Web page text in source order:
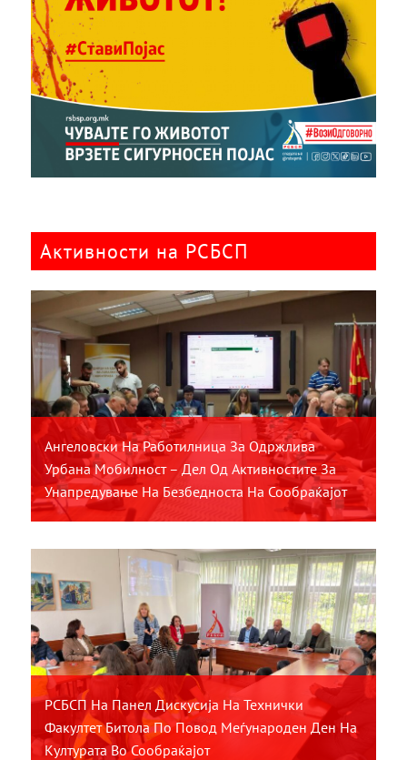
Активности на РСБСП
Ангеловски На Работилница За Одржлива
Урбана Мобилност – Дел Од Активностите За
Унапредување На Безбедноста На Сообраќајот
РСБСП На Панел Дискусија На Технички
Факултет Битола По Повод Меѓународен Ден На
Културата Во Сообраќајот